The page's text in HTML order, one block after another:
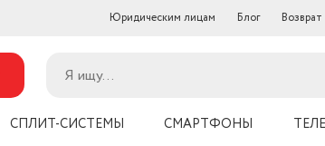
Юридическим лицам Блог Возврат
СПЛИТ-СИСТЕМЫ СМАРТФОНЫ